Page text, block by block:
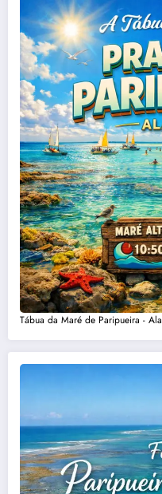
Tábua da Maré de Paripueira -